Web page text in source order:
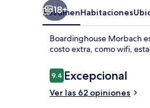
18+
ResumenHabitaciones
Boardinghouse Morbach
costo extra, como wifi,
Opiniones
9.49.4 de 10,
Excepcional
Ver las 62 opiniones